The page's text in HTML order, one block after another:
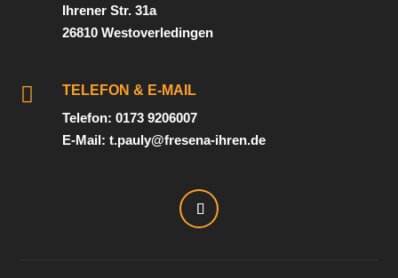
Ihrener Str. 31a
26810 Westoverledingen

TELEFON & E-MAIL
Telefon: 0173 9206007
E-Mail: t.pauly@fresena-ihren.de